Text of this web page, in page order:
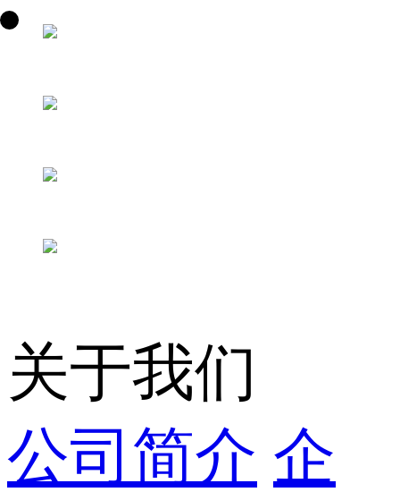
关于我们
公司简介 企